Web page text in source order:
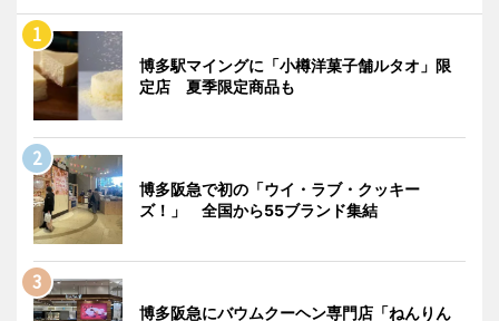
博多駅マイングに「小樽洋菓子舗ルタオ」限
定店 夏季限定商品も
博多阪急で初の「ウイ・ラブ・クッキー
ズ！」 全国から55ブランド集結
博多阪急にバウムクーヘン専門店「ねんりん